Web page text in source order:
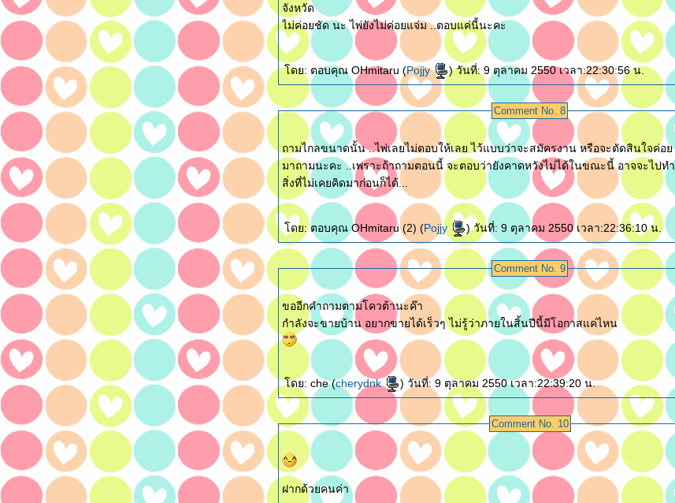
จังหวัด
ไม่ค่อยชัด นะ ไพ่ยังไม่ค่อยแจ่ม ..ตอบแค่นี้นะคะ
ดย: ตอบคุณ OHmitaru (Pojjy ) วันที่: 9 ตุลาคม 2550 เวลา:22:30:56 น.
Comment No. 8
ถามไกลขนาดนั้น ..ไพ่เลยไม่ตอบให้เลย ไว้แบบว่าจะสมัครงาน หรือจะตัดสินใจค่อ
มาถามนะคะ ..เพราะถ้าถามตอนนี้ จะตอบว่ายังคาดหวังไม่ได้ในขณะนี้ อาจจะไปทำ
สิ่งที่ไม่เคยคิดมาก่อนก็ได้...
ดย: ตอบคุณ OHmitaru (2) (Pojjy ) วันที่: 9 ตุลาคม 2550 เวลา:22:36:10 น.
Comment No. 9
ขออีกคำถามตามโควต้านะค๊า
กำลังจะขายบ้าน อยากขายได้เร็วๆ ไม่รู้ว่าภายในสิ้นปีนี้มีโอกาสแค่ไหน
ดย: che (cherydnk ) วันที่: 9 ตุลาคม 2550 เวลา:22:39:20 น.
Comment No. 10
ฝากด้วยคนค่า